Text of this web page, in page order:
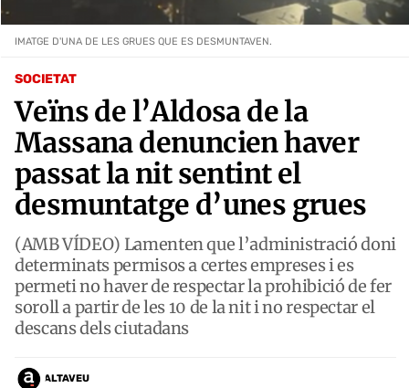
SOCIETAT
Veïns de l’Aldosa de la
Massana denuncien haver
passat la nit sentint el
desmuntatge d’unes grues
(AMB VÍDEO) Lamenten que l’administració doni
determinats permisos a certes empreses i es
permeti no haver de respectar la prohibició de fer
soroll a partir de les 10 de la nit i no respectar el
descans dels ciutadans
ALTAVEU
IMATGE D'UNA DE LES GRUES QUE ES DESMUNTAVEN.